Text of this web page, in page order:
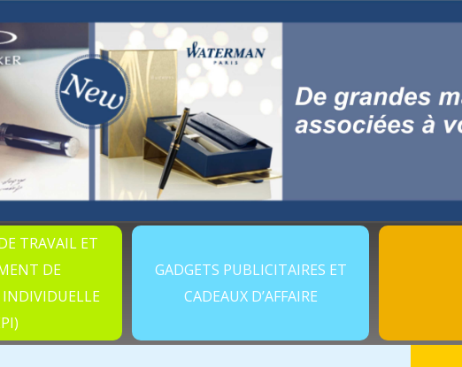
TRAVAIL ET
DE
GADGETS PUBLICITAIRES ET
CADEAUX D’AFFAIRE